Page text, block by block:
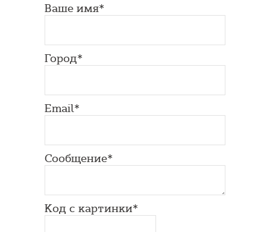
Ваше имя*
Город*
Email*
Сообщение*
Код с картинки*